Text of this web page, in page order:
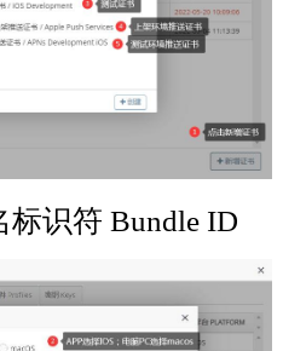
标识符 Bundle ID